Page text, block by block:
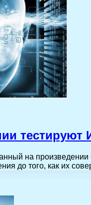
тестируют
на
до того, как их